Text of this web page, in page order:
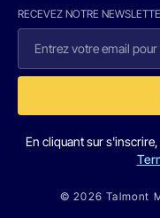
RECEVEZ NOTRE
En cliquant sur
© 2026 Talmont